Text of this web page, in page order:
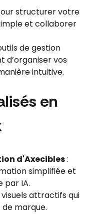
structurer votre
et collaborer
de gestion
d’organiser vos
intuitive.
en
d'Axecibles:
simplifiée et
par IA.
attractifs qui
marque.